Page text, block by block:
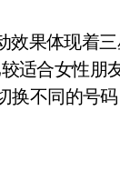
效果体现着
适合女性朋
换不同的号